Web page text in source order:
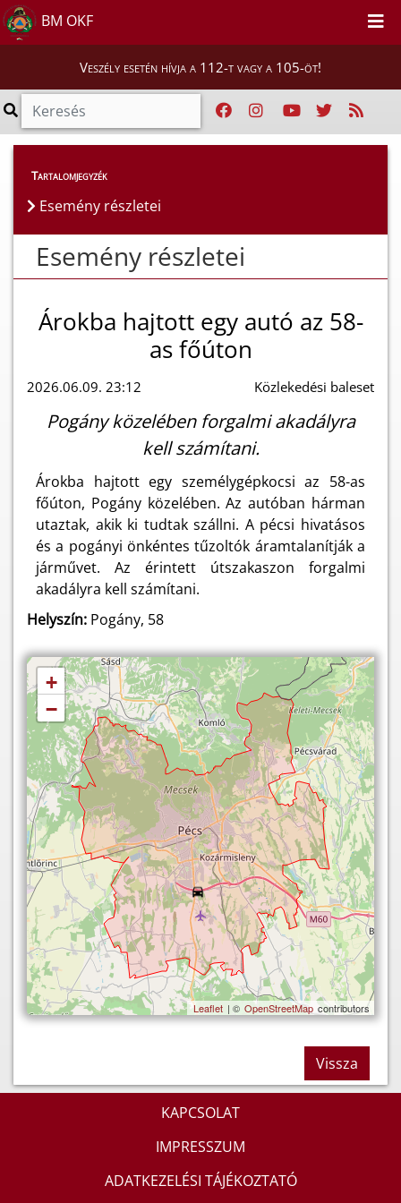
BM OKF
Veszély esetén hívja a 112-t vagy a 105-öt!
Esemény részletei
Tartalomjegyzék
Esemény részletei
Esemény részletei
Árokba hajtott egy autó az 58-
as főúton
2026.06.09. 23:12 Közlekedési baleset
Pogány közelében forgalmi akadályra
kell számítani.
Árokba hajtott egy személygépkocsi az 58-as
főúton, Pogány közelében. Az autóban hárman
utaztak, akik ki tudtak szállni. A pécsi hivatásos
és a pogányi önkéntes tűzoltók áramtalanítják a
járművet. Az érintett útszakaszon forgalmi
akadályra kell számítani.
Helyszín: Pogány, 58
+
−
Leaflet | © OpenStreetMap contributors
Vissza
KAPCSOLAT
IMPRESSZUM
ADATKEZELÉSI TÁJÉKOZTATÓ